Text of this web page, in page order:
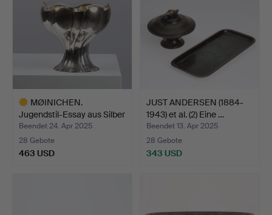
MØINICHEN.
Jugendstil-Essay aus Silber
mit…
Beendet 24. Apr 2025
28 Gebote
463 USD
JUST ANDERSEN (1884-
1943) et al. (2) Eine …
Beendet 13. Apr 2025
28 Gebote
343 USD